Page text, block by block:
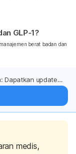
GLP-1?
berat badan dan
Dapatkan update
medis,